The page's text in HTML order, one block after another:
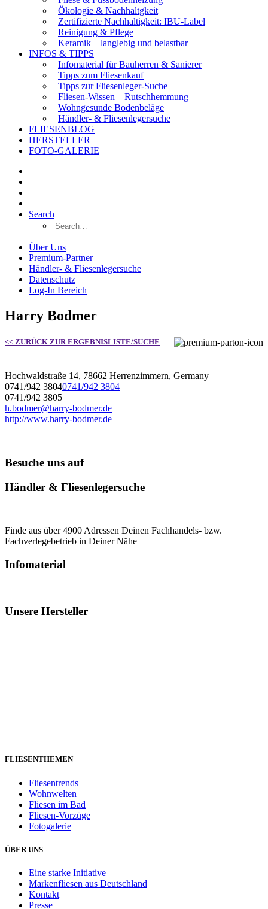
Ökologie & Nachhaltgkeit
Zertifizierte Nachhaltigkeit: IBU-Label
Reinigung & Pflege
Keramik – langlebig und belastbar
INFOS & TIPPS
Infomaterial für Bauherren & Sanierer
Tipps zum Fliesenkauf
Tipps zur Fliesenleger-Suche
Fliesen-Wissen – Rutschhemmung
Wohngesunde Bodenbeläge
Händler- & Fliesenlegersuche
FLIESENBLOG
HERSTELLER
FOTO-GALERIE
Search
Über Uns
Premium-Partner
Händler- & Fliesenlegersuche
Datenschutz
Log-In Bereich
Harry Bodmer
<< ZURÜCK ZUR ERGEBNISLISTE/SUCHE
Hochwaldstraße 14, 78662 Herrenzimmern, Germany
0741/942 38040741/942 3804
0741/942 3805
h.bodmer@harry-bodmer.de
http://www.harry-bodmer.de
Besuche uns auf
Händler & Fliesenlegersuche
Finde aus über 4900 Adressen Deinen Fachhandels- bzw.
Fachverlegebetrieb in Deiner Nähe
Infomaterial
Unsere Hersteller
FLIESENTHEMEN
Fliesentrends
Wohnwelten
Fliesen im Bad
Fliesen-Vorzüge
Fotogalerie
ÜBER UNS
Eine starke Initiative
Markenfliesen aus Deutschland
Kontakt
Presse